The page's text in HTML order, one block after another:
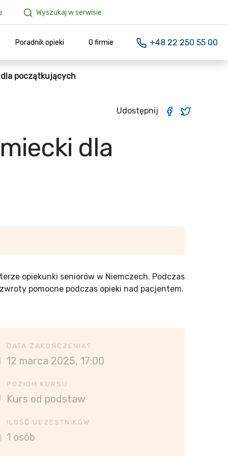
Wyszukaj w serwisie
Poradnik opieki O firmie +48 22 250 55 00
początkujących
Udostępnij
dla
opiekunki seniorów w Niemczech. Podczas
pomocne podczas opieki nad pacjentem.
DATA ZAKOŃCZENIA?
12 marca 2025, 17:00
POZIOM KURSU
Kurs od podstaw
ILOŚĆ UCZESTNIKÓW
1 osób